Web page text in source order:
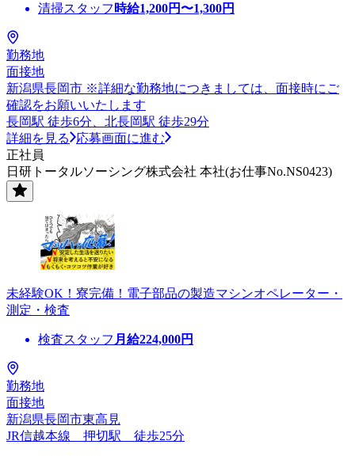
清掃スタッフ 時給1,200円〜1,300円
勤務地
面接地
新潟県長岡市 ※詳細な勤務地につきましては、面接時にご
確認をお願いいたします
長岡駅 徒歩6分、北長岡駅 徒歩29分
詳細を見る
応募画面に進む
正社員
日研トータルソーシング株式会社 本社(お仕事No.NS0423)
未経験OK！寮完備！電子部品の製造マシンオペレーター・
測定・検査
検査スタッフ 月給224,000円
勤務地
面接地
新潟県長岡市東高見
JR信越本線 押切駅 徒歩25分